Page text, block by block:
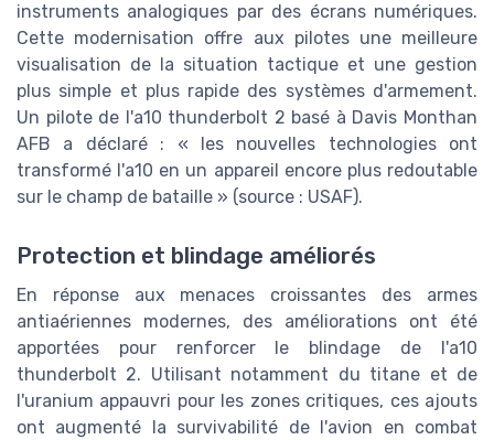
instruments analogiques par des écrans numériques.
Cette modernisation offre aux pilotes une meilleure
visualisation de la situation tactique et une gestion
plus simple et plus rapide des systèmes d'armement.
Un pilote de l'a10 thunderbolt 2 basé à Davis Monthan
AFB a déclaré : « les nouvelles technologies ont
transformé l'a10 en un appareil encore plus redoutable
sur le champ de bataille » (source : USAF).
Protection et blindage améliorés
En réponse aux menaces croissantes des armes
antiaériennes modernes, des améliorations ont été
apportées pour renforcer le blindage de l'a10
thunderbolt 2. Utilisant notamment du titane et de
l'uranium appauvri pour les zones critiques, ces ajouts
ont augmenté la survivabilité de l'avion en combat